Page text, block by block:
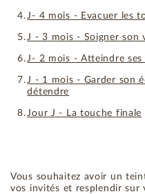
J- 4 mois - Evacuer les
J - 3 mois - Soigner son
J- 2 mois - Atteindre
J - 1 mois - Garder son
détendre
Jour J - La touche finale
Vous souhaitez avoir un
vos invités et resplendir sur